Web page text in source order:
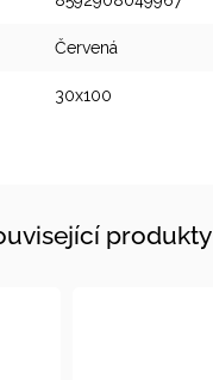
Červená
30x100
produkty